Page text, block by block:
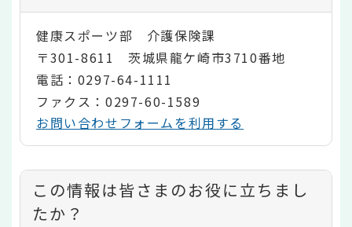
健康スポーツ部 介護保険課
〒301-8611 茨城県龍ケ崎市3710番地
電話：0297-64-1111
ファクス：0297-60-1589
お問い合わせフォームを利用する
コ
ン
この情報は皆さまのお役に立ちまし
たか？